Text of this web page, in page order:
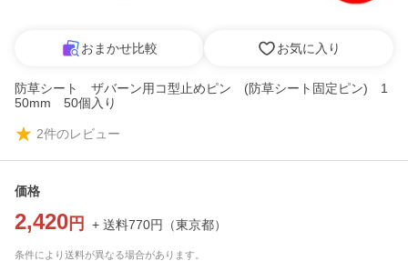
おまかせ比較 お気に入り
防草シート ザバーン用コ型止めピン (防草シート固定ピン) 1
50mm 50個入り
2件のレビュー
価格
2,420 円 + 送料770円 （東京都）
条件により送料が異なる場合があります。